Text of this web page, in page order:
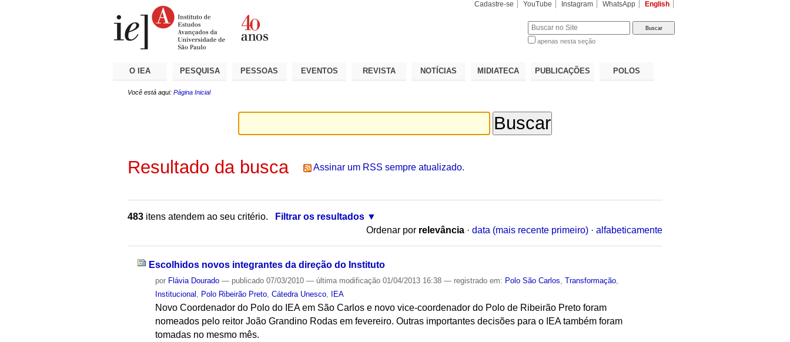
Cadastre-se YouTube Instagram WhatsApp English
apenas nesta seção
O IEA PESQUISA PESSOAS EVENTOS REVISTA NOTÍCIAS MIDIATECA PUBLICAÇÕES POLOS
Você está aqui: Página Inicial
Resultado da busca Assinar um RSS sempre atualizado.
483 itens atendem ao seu critério.
Filtrar os resultados
Ordenar por relevância · data (mais recente primeiro) · alfabeticamente
Escolhidos novos integrantes da direção do Instituto
por Flávia Dourado — publicado 07/03/2010— última modificação 01/04/2013 16:38— registrado em: Polo São Carlos ,Transformação
Institucional
Polo Ribeirão Preto ,Cátedra Unesco IEA
Novo Coordenador do Polo do IEA em São Carlos e novo vice-coordenador do Polo de Ribeirão Preto foram
nomeados pelo reitor João Grandino Rodas em fevereiro. Outras importantes decisões para o IEA também foram
tomadas no mesmo mês.